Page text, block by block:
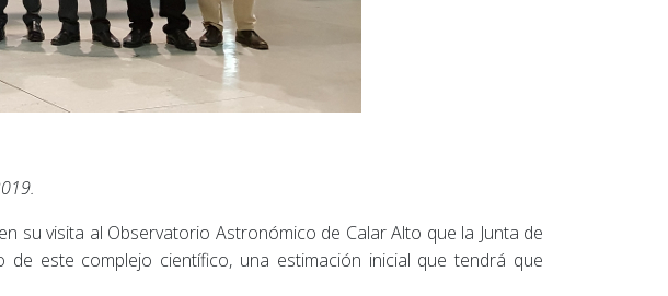
su visita al Observatorio Astronómico de Calar Alto que la Junta de
este complejo científico, una estimación inicial que tendrá que